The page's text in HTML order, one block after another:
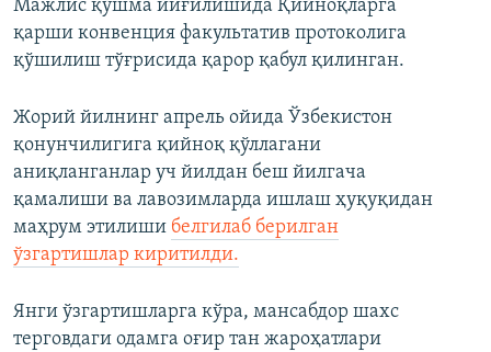
Мажлис қўшма йиғилишида Қийноқларга
қарши конвенция факультатив протоколига
қўшилиш тўғрисида қарор қабул қилинган.
Жорий йилнинг апрель ойида Ўзбекистон
қонунчилигига қийноқ қўллагани
аниқланганлар уч йилдан беш йилгача
қамалиши ва лавозимларда ишлаш ҳуқуқидан
маҳрум этилиши белгилаб берилган
ўзгартишлар киритилди.
Янги ўзгартишларга кўра, мансабдор шахс
терговдаги одамга оғир тан жароҳатлари